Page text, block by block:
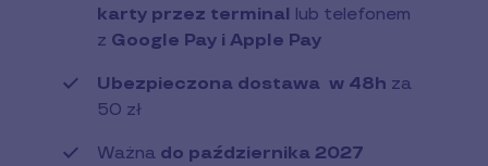
karty przez terminal lub telefonem
z Google Pay i Apple Pay
Ubezpieczona dostawa w 48h za
50 zł
Ważna do października 2027